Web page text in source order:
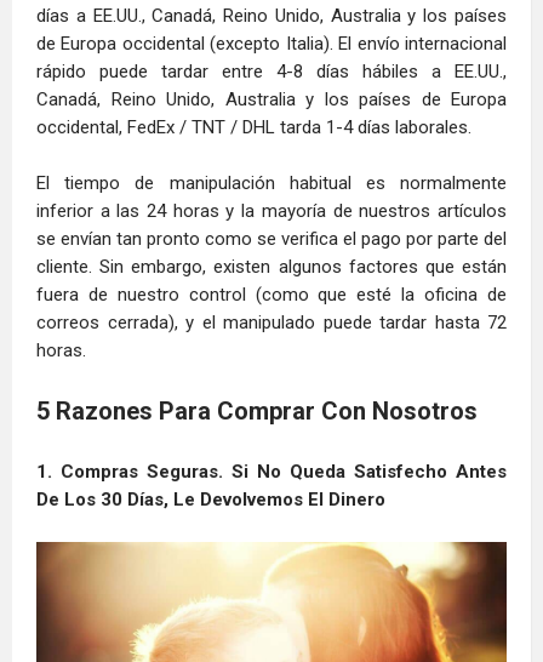
días a EE.UU., Canadá, Reino Unido, Australia y los países
de Europa occidental (excepto Italia). El envío internacional
rápido puede tardar entre 4-8 días hábiles a EE.UU.,
Canadá, Reino Unido, Australia y los países de Europa
occidental, FedEx / TNT / DHL tarda 1-4 días laborales.
El tiempo de manipulación habitual es normalmente
inferior a las 24 horas y la mayoría de nuestros artículos
se envían tan pronto como se verifica el pago por parte del
cliente. Sin embargo, existen algunos factores que están
fuera de nuestro control (como que esté la oficina de
correos cerrada), y el manipulado puede tardar hasta 72
horas.
5 Razones Para Comprar Con Nosotros
1. Compras Seguras. Si No Queda Satisfecho Antes
De Los 30 Días, Le Devolvemos El Dinero